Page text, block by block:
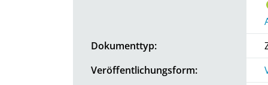
Dokumenttyp:
Veröffentlichungsform: